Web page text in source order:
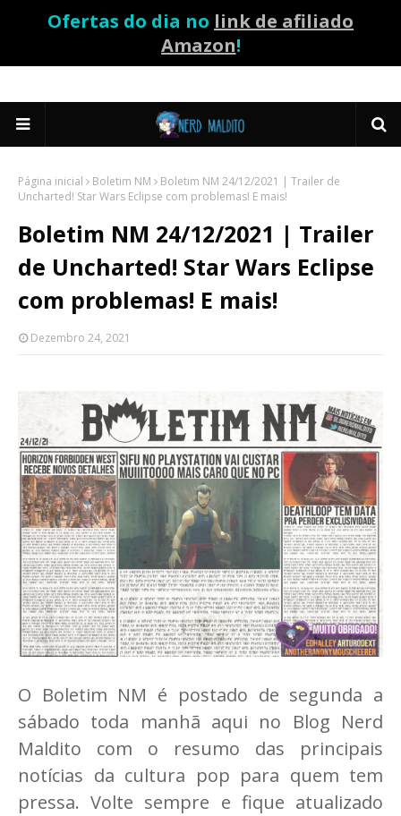
Ofertas do dia no link de afiliado
Amazon!
Página inicial Boletim NM
Boletim NM 24/12/2021 | Trailer de
Uncharted! Star Wars Eclipse com problemas! E mais!
Boletim NM 24/12/2021 | Trailer
de Uncharted! Star Wars Eclipse
com problemas! E mais!
Dezembro 24, 2021
O Boletim NM é postado de segunda a
sábado toda manhã aqui no Blog Nerd
Maldito com o resumo das principais
notícias da cultura pop para quem tem
pressa. Volte sempre e fique atualizado